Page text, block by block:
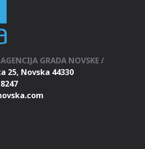
GRADA NOVSKE /
25, Novska 44330